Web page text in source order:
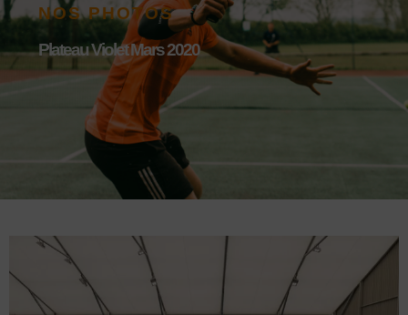
NOS PHOTOS
Plateau Violet Mars 2020